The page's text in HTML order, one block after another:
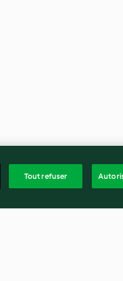
Tout refuser